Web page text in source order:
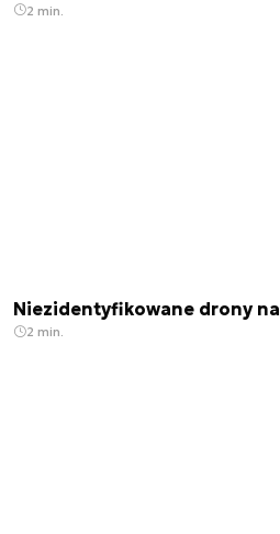
2 min.
Niezidentyfikowane drony
2 min.